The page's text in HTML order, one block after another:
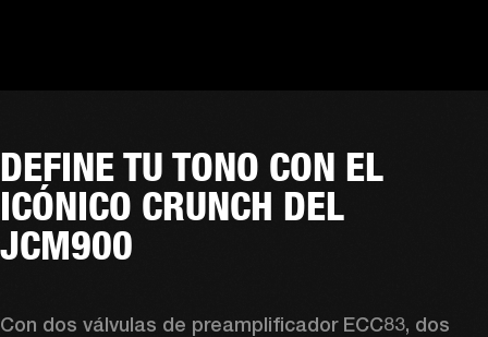
DEFINE TU TONO CON EL
ICÓNICO CRUNCH DEL
JCM900
Con dos válvulas de preamplificador ECC83, dos